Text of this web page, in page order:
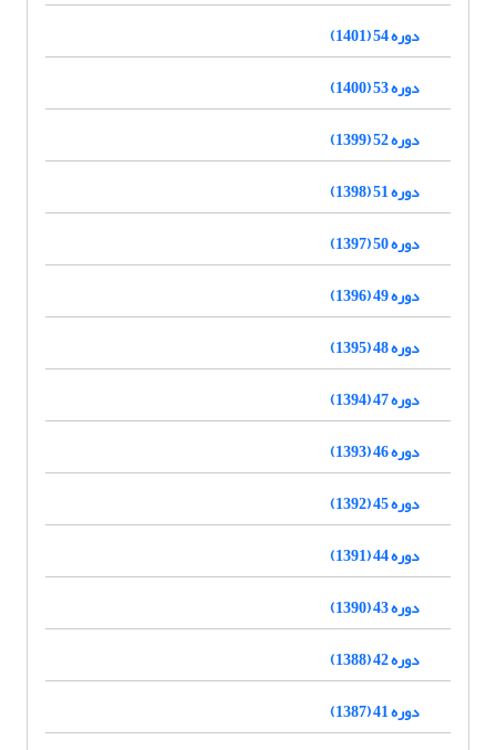
دوره 54 (1401)
دوره 53 (1400)
دوره 52 (1399)
دوره 51 (1398)
دوره 50 (1397)
دوره 49 (1396)
دوره 48 (1395)
دوره 47 (1394)
دوره 46 (1393)
دوره 45 (1392)
دوره 44 (1391)
دوره 43 (1390)
دوره 42 (1388)
دوره 41 (1387)